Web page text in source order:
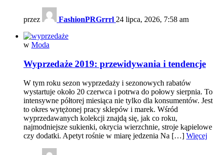
przez FashionPRGrrrl 24 lipca, 2026, 7:58 am
w Moda
Wyprzedaże 2019: przewidywania i tendencje
W tym roku sezon wyprzedaży i sezonowych rabatów
wystartuje około 20 czerwca i potrwa do połowy sierpnia. To
intensywne półtorej miesiąca nie tylko dla konsumentów. Jest
to okres wytężonej pracy sklepów i marek. Wśród
wyprzedawanych kolekcji znajdą się, jak co roku,
najmodniejsze sukienki, okrycia wierzchnie, stroje kąpielowe
czy dodatki. Apetyt rośnie w miarę jedzenia Na […] Więcej